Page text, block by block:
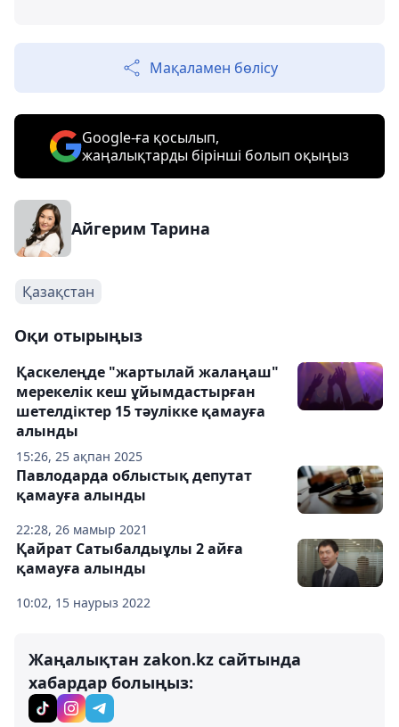
Мақаламен бөлісу
Google-ға қосылып,
жаңалықтарды бірінші болып оқыңыз
Айгерим Тарина
Қазақстан
Оқи отырыңыз
15:26, 25 ақпан 2025
Қаскелеңде "жартылай жалаңаш"
мерекелік кеш ұйымдастырған
шетелдіктер 15 тәулікке қамауға
алынды
22:28, 26 мамыр 2021
Павлодарда облыстық депутат
қамауға алынды
10:02, 15 наурыз 2022
Қайрат Сатыбалдыұлы 2 айға
қамауға алынды
Жаңалықтан zakon.kz сайтында
хабардар болыңыз: